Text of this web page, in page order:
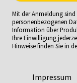
Mit der Anmeldung
personenbezogenen
Information über
Ihre Einwilligung
Hinweise finden Sie in
Impressum